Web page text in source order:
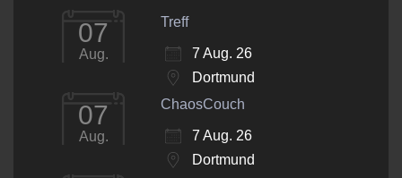
07
Aug.
Treff
7 Aug. 26
Dortmund
07
Aug.
ChaosCouch
7 Aug. 26
Dortmund